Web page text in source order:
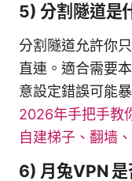
5) 分割隧道是
分割隧道允許你
直連。適合需要
意設定錯誤可能
2026年手把手教
自建梯子、翻墙
6) 月兔VPN 是